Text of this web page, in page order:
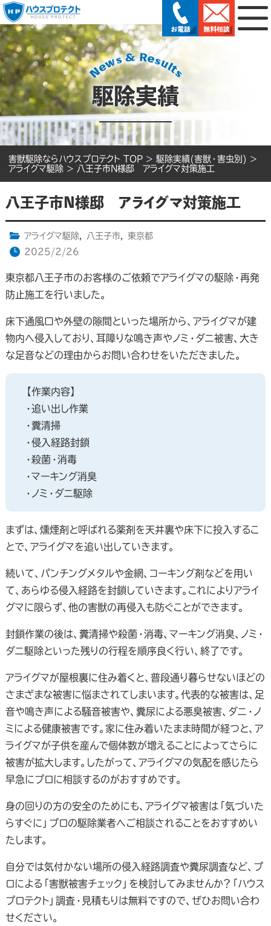
駆除実績
害獣駆除ならハウスプロテクト TOP > 駆除実績(害獣・害虫別) >
アライグマ駆除 > 八王子市N様邸 アライグマ対策施工
八王子市N様邸 アライグマ対策施工
アライグマ駆除, 八王子市,
東京都
2025/2/26
東京都八王子市のお客様のご依頼でアライグマの駆除・再発
防止施工を行いました。
床下通風口や外壁の隙間といった場所から、アライグマが建
物内へ侵入しており、耳障りな鳴き声やノミ・ダニ被害、大き
な足音などの理由からお問い合わせをいただきました。
【作業内容】
・追い出し作業
・糞清掃
・侵入経路封鎖
・殺菌・消毒
・マーキング消臭
・ノミ・ダニ駆除
まずは、燻煙剤と呼ばれる薬剤を天井裏や床下に投入するこ
とで、アライグマを追い出していきます。
続いて、パンチングメタルや金網、コーキング剤などを用い
て、あらゆる侵入経路を封鎖していきます。これによりアライ
グマに限らず、他の害獣の再侵入も防ぐことができます。
封鎖作業の後は、糞清掃や殺菌・消毒、マーキング消臭、ノミ・
ダニ駆除といった残りの行程を順序良く行い、終了です。
アライグマが屋根裏に住み着くと、普段通り暮らせないほどの
さまざまな被害に悩まされてしまいます。代表的な被害は、足
音や鳴き声による騒音被害や、糞尿による悪臭被害、ダニ・ノ
ミによる健康被害です。家に住み着いたまま時間が経つと、ア
ライグマが子供を産んで個体数が増えることによってさらに
被害が拡大します。したがって、アライグマの気配を感じたら
早急にプロに相談するのがおすすめです。
身の回りの方の安全のためにも、アライグマ被害は「気づいた
らすぐに」プロの駆除業者へご相談されることをおすすめい
たします。
自分では気付かない場所の侵入経路調査や糞尿調査など、プ
ロによる「害獣被害チェック」を検討してみませんか？「ハウス
プロテクト」調査・見積もりは無料ですので、ぜひお問い合わ
せください。